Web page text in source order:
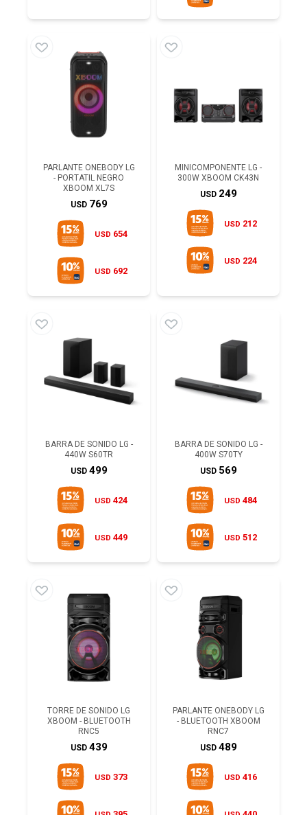
PARLANTE ONEBODY LG
- PORTATIL NEGRO
XBOOM XL7S
USD 769
USD 654
USD 692
MINICOMPONENTE LG -
300W XBOOM CK43N
USD 249
USD 212
USD 224
BARRA DE SONIDO LG -
440W S60TR
USD 499
USD 424
USD 449
BARRA DE SONIDO LG -
400W S70TY
USD 569
USD 484
USD 512
TORRE DE SONIDO LG
XBOOM - BLUETOOTH
RNC5
USD 439
USD 373
PARLANTE ONEBODY LG
- BLUETOOTH XBOOM
RNC7
USD 489
USD 416